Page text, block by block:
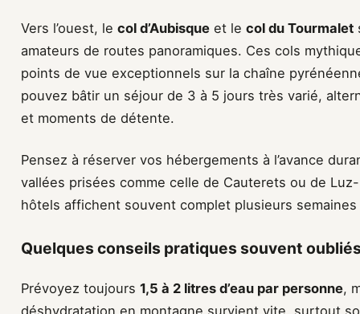
Vers l’ouest, le col d’Aubisque et le col du Tourmalet
amateurs de routes panoramiques. Ces cols
points de vue exceptionnels sur la chaîne
pouvez bâtir un séjour de 3 à 5 jours très varié,
et moments de détente.
Pensez à réserver vos hébergements à l’avance
vallées prisées comme celle de Cauterets ou de
hôtels affichent souvent complet plusieurs
Quelques conseils pratiques souvent
Prévoyez toujours 1,5 à 2 litres d’eau par personne,
déshydratation en montagne survient vite, surtout